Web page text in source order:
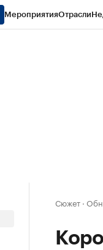
МероприятияОтрасли
Сюжет ·